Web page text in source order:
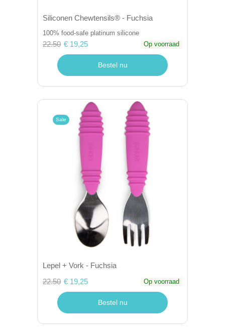
Siliconen Chewtensils® - Fuchsia
100% food-safe platinum silicone
22.50 € 19,25 Op voorraad
Bestel nu
Sale
Lepel + Vork - Fuchsia
22.50 € 19,25 Op voorraad
Bestel nu